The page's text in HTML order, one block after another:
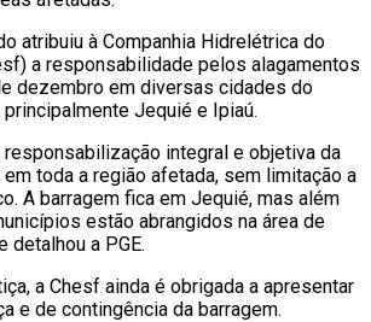
atribuiu à Companhia Hidrelétrica do
a responsabilidade pelos alagamentos
dezembro em diversas cidades do
Jequié e Ipiaú.
integral e objetiva da
toda a região afetada, sem limitação a
A barragem fica em Jequié, mas além
estão abrangidos na área de
detalhou a PGE.
a Chesf ainda é obrigada a apresentar
e de contingência da barragem.